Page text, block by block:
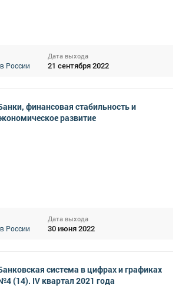
России
Дата выхода
21 сентября 2022
финансовая стабильность и
развитие
России
Дата выхода
30 июня 2022
система в цифрах и графиках
(14). IV квартал 2021 года